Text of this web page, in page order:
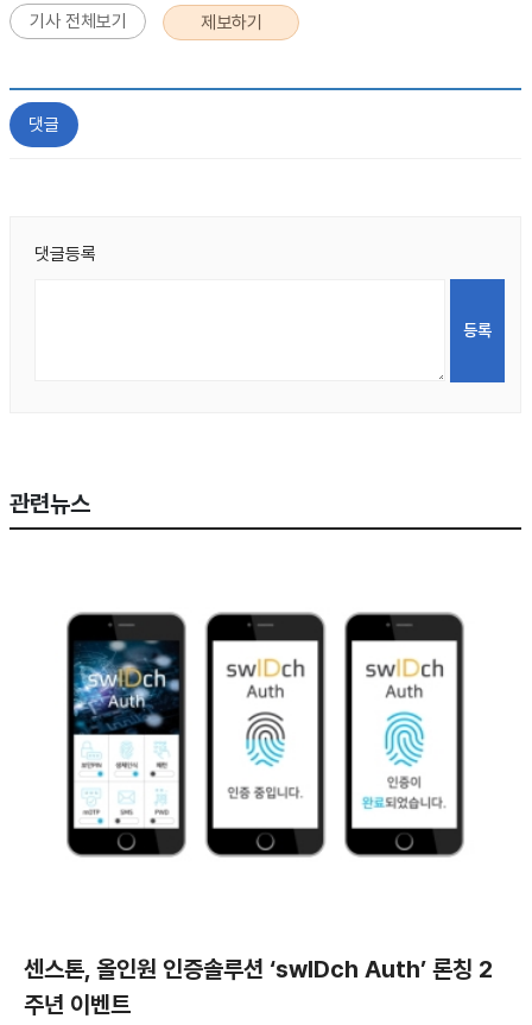
기사 전체보기 제보하기
댓글
댓글등록
관련뉴스
센스톤, 올인원 인증솔루션 ‘swIDch Auth’ 론칭 2
주년 이벤트